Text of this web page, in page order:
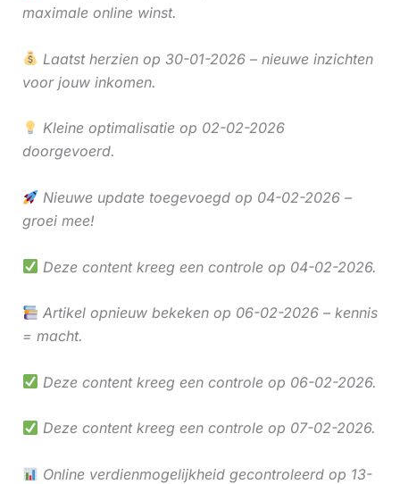
maximale online winst.
Laatst herzien op 30-01-2026 – nieuwe inzichten
voor jouw inkomen.
Kleine optimalisatie op 02-02-2026
doorgevoerd.
Nieuwe update toegevoegd op 04-02-2026 –
groei mee!
Deze content kreeg een controle op 04-02-2026.
Artikel opnieuw bekeken op 06-02-2026 – kennis
= macht.
Deze content kreeg een controle op 06-02-2026.
Deze content kreeg een controle op 07-02-2026.
Online verdienmogelijkheid gecontroleerd op 13-